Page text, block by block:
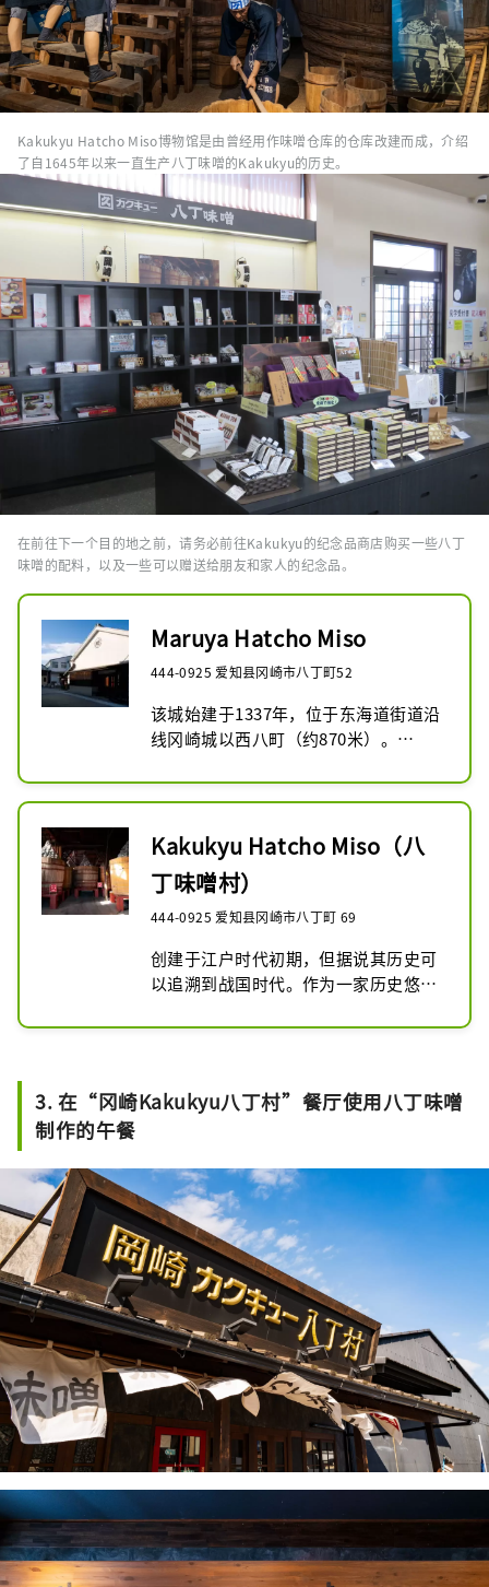
Kakukyu Hatcho Miso博物馆是由曾经用作味噌仓库的仓库改建而成，介绍
了自1645年以来一直生产八丁味噌的Kakukyu的历史。
在前往下一个目的地之前，请务必前往Kakukyu的纪念品商店购买一些八丁
味噌的配料，以及一些可以赠送给朋友和家人的纪念品。
Maruya Hatcho Miso
444-0925 爱知县冈崎市八丁町52
该城始建于1337年，位于东海道街道沿
线冈崎城以西八町（约870米）。
传统技术和制造方法，将八丁味噌的原
销店，可以购买八丁味噌和用味噌制作
的糖果等各种产品，还可以参观酿造
厂，了解传统的味噌生产方法。
Kakukyu Hatcho Miso（八
丁味噌村）
444-0925 爱知县冈崎市八丁町 69
创建于江户时代初期，但据说其历史可
以追溯到战国时代。作为一家历史悠久
方法将八丁味噌的风味保留至今。还可
作的菜肴。
3. 在“冈崎Kakukyu八丁村”餐厅使用八丁味噌
制作的午餐